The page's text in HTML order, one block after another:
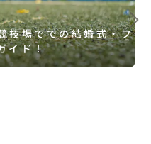
技場ででの結婚式・フ
イド！